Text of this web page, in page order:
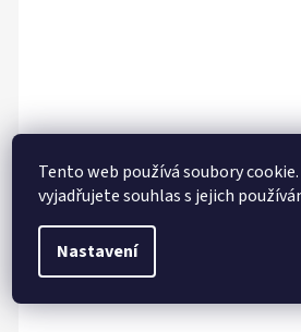
Tento web používá soubory
vyjadřujete souhlas s jejich
Nastavení